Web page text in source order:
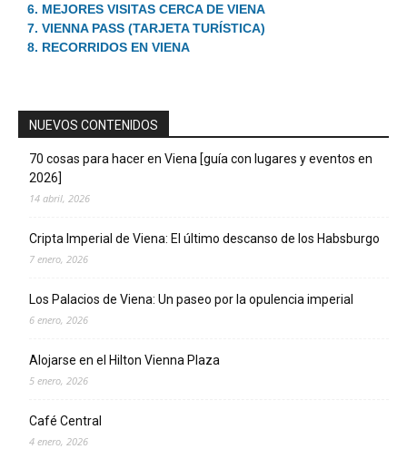
6. MEJORES VISITAS CERCA DE VIENA
7. VIENNA PASS (TARJETA TURÍSTICA)
8. RECORRIDOS EN VIENA
NUEVOS CONTENIDOS
70 cosas para hacer en Viena [guía con lugares y eventos en
2026]
14 abril, 2026
Cripta Imperial de Viena: El último descanso de los Habsburgo
7 enero, 2026
Los Palacios de Viena: Un paseo por la opulencia imperial
6 enero, 2026
Alojarse en el Hilton Vienna Plaza
5 enero, 2026
Café Central
4 enero, 2026